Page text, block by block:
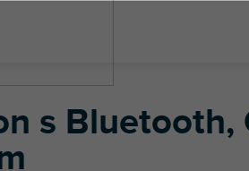
přehrávačem a rádiem
s Bluetooth,